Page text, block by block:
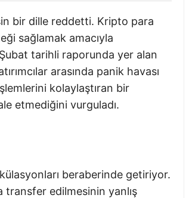
bir dille reddetti. Kripto para
sağlamak amacıyla
tarihli raporunda yer alan
arasında panik havası
kolaylaştıran bir
etmediğini vurguladı.
beraberinde getiriyor.
transfer edilmesinin yanlış